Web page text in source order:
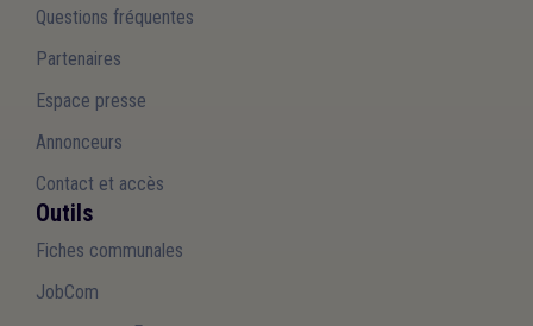
Questions fréquentes
Partenaires
Espace presse
Annonceurs
Contact et accès
Outils
Fiches communales
JobCom